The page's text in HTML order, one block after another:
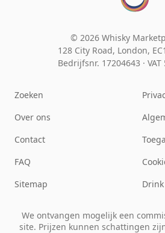
© 2026 Whisky
128 City Road, London,
Bedrijfsnr. 17204643 ·
Zoeken
Over ons
Contact
FAQ
Sitemap
We ontvangen mogelijk een
site. Prijzen kunnen schattingen